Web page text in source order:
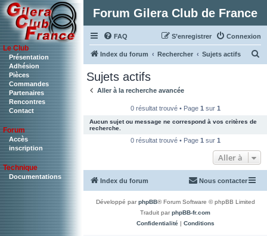
Le Club
Présentation
Adhésion
Pièces
Commandes
Partenaires
Rencontres
Contact
Forum
Accès
inscription
Technique
Documentations
Forum Gilera Club de France
FAQ Connexion
S’enregistrer
Index du forum Rechercher Sujets actifs
h
Sujets actifs
Aller à la recherche avancée
0 résultat trouvé • Page 1 sur 1
Aucun sujet ou message ne correspond à vos critères de
recherche.
0 résultat trouvé • Page 1 sur 1
Aller à
Index du forum Nous contacter
Développé parphpBB® Forum Software © phpBB Limited
Traduit parphpBB-fr.com
Confidentialité| Conditions